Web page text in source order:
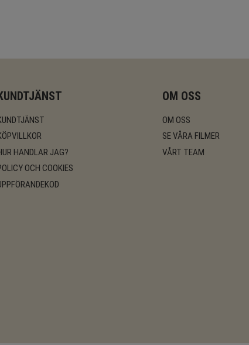
HANDLAR JAG?
OCH COOKIES
OM OSS
OM OSS
SE VÅRA FILMER
VÅRT TEAM